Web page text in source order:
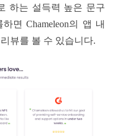
하는 설득력 높은 문구
면 Chameleon의 앱 내
뷰를 볼 수 있습니다.